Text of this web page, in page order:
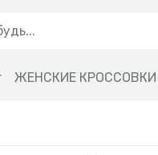
ЖЕНСКИЕ КРОССОВКИ